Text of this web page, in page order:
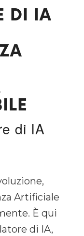
DI IA
di IA
Artificiale
È qui
di IA,